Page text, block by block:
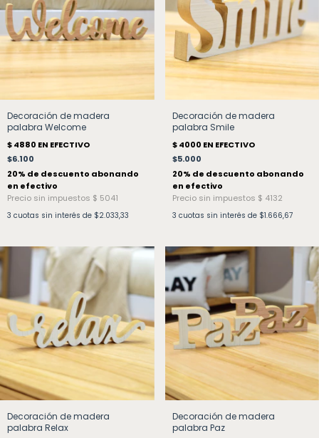
Decoración de madera
palabra Welcome
$6.100
3 cuotas sin interés de $2.033,33
Decoración de madera
palabra Smile
$5.000
3 cuotas sin interés de $1.666,67
Decoración de madera
palabra Relax
Decoración de madera
palabra Paz